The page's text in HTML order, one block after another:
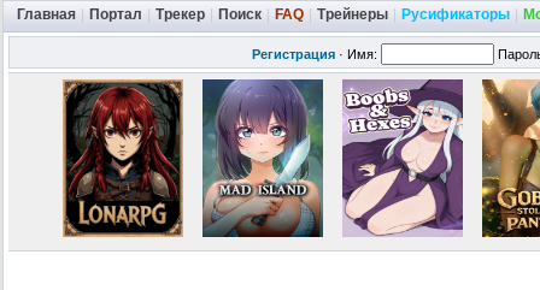
Главная Портал Трекер Поиск FAQ Трейнеры Русификаторы
Регистрация · Имя: